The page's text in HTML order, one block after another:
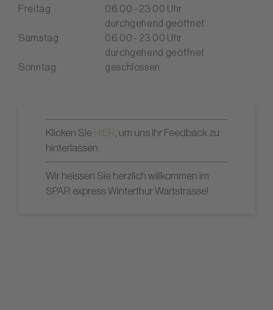
Freitag
06:00 - 23:00 Uhr
durchgehend geöffnet
Samstag
06:00 - 23:00 Uhr
durchgehend geöffnet
Sonntag
geschlossen
Klicken Sie HIER, um uns Ihr Feedback zu
hinterlassen.
Wir heissen Sie herzlich willkommen im
SPAR express Winterthur Wartstrasse!